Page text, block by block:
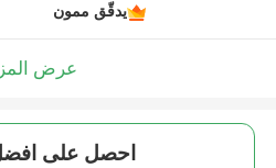
يدقّق ممون
عرض
احصل على